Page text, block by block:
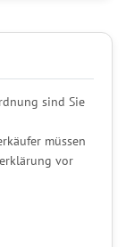
sind Sie
müssen
vor